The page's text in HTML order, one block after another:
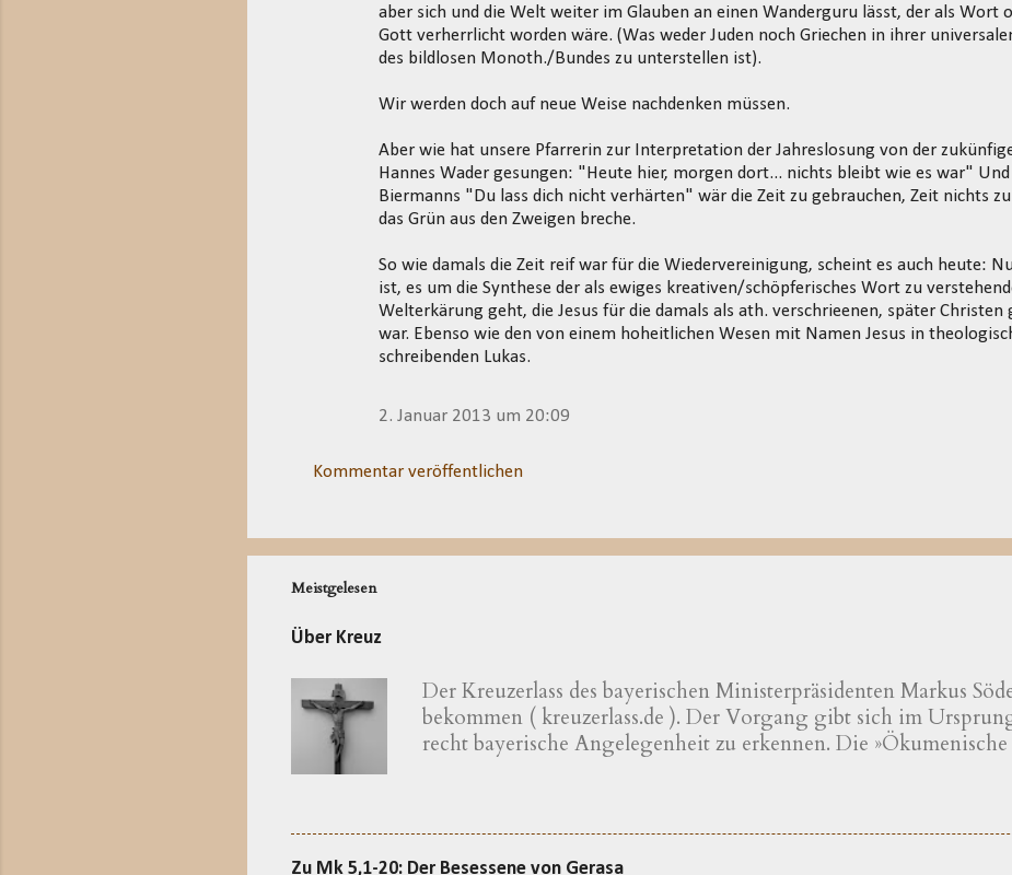
aber sich und die Welt weiter im Glauben an einen Wanderguru lässt, der als Wort
Gott verherrlicht worden wäre. (Was weder Juden noch Griechen in ihrer
des bildlosen Monoth./Bundes zu unterstellen ist).
Wir werden doch auf neue Weise nachdenken müssen.
Aber wie hat unsere Pfarrerin zur Interpretation der Jahreslosung von der
Hannes Wader gesungen: "Heute hier, morgen dort... nichts bleibt wie es war" Und
Biermanns "Du lass dich nicht verhärten" wär die Zeit zu gebrauchen, Zeit nichts
das Grün aus den Zweigen breche.
So wie damals die Zeit reif war für die Wiedervereinigung, scheint es auch heute:
ist, es um die Synthese der als ewiges kreativen/schöpferisches Wort zu
Welterkärung geht, die Jesus für die damals als ath. verschrieenen, später Christen
war. Ebenso wie den von einem hoheitlichen Wesen mit Namen Jesus in
schreibenden Lukas.
2. Januar 2013 um 20:09
Kommentar veröffentlichen
Meistgelesen
Über Kreuz
Der Kreuzerlass des bayerischen Ministerpräsidenten Markus
bekommen ( kreuzerlass.de ). Der Vorgang gibt sich im
recht bayerische Angelegenheit zu erkennen. Die
zum bayerischen Kreuzerlass am 1.6.2018« wird nachfolgend
Zu Mk 5,1-20: Der Besessene von Gerasa